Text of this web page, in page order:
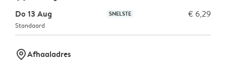
Do 13 Aug
SNELSTE € 6,29
Standaard
marker-pinAfhaaladres